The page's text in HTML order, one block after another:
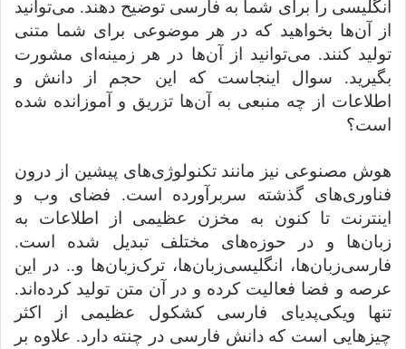
انگلیسی را برای شما به فارسی توضیح دهند. می‌توانید
از آن‌ها بخواهید که در هر موضوعی برای شما متنی
تولید کنند. می‌توانید از آن‌ها در هر زمینه‌ای مشورت
بگیرید. سوال اینجاست که این حجم از دانش و
اطلاعات از چه منبعی به آن‌ها تزریق و آموزانده شده
است؟
هوش مصنوعی نیز مانند تکنولوژی‌های پیشین از درون
فناوری‌های گذشته سربرآورده است. فضای وب و
اینترنت تا کنون به مخزن عظیمی از اطلاعات به
زبان‌ها و در حوزه‌های مختلف تبدیل شده است.
فارسی‌زبان‌ها، انگلیسی‌‌زبان‌ها، ترک‌زبان‌ها و.. در این
عرصه و فضا فعالیت کرده و در آن متن تولید کرده‌اند.
تنها ویکی‌پدیای فارسی کشکول عظیمی از اکثر
چیزهایی است که دانش فارسی در چنته دارد. علاوه بر